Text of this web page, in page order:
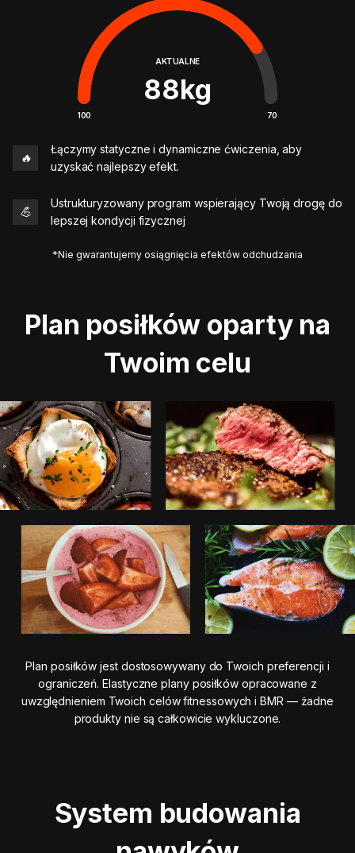
AKTUALNE
88kg
100 70
🔥
Łączymy statyczne i dynamiczne ćwiczenia, aby
uzyskać najlepszy efekt.
💪
Ustrukturyzowany program wspierający Twoją drogę do
lepszej kondycji fizycznej
*Nie gwarantujemy osiągnięcia efektów odchudzania
Plan posiłków oparty na
Twoim celu
Plan posiłków jest dostosowywany do Twoich preferencji i
ograniczeń. Elastyczne plany posiłków opracowane z
uwzględnieniem Twoich celów fitnessowych i BMR — żadne
produkty nie są całkowicie wykluczone.
System budowania